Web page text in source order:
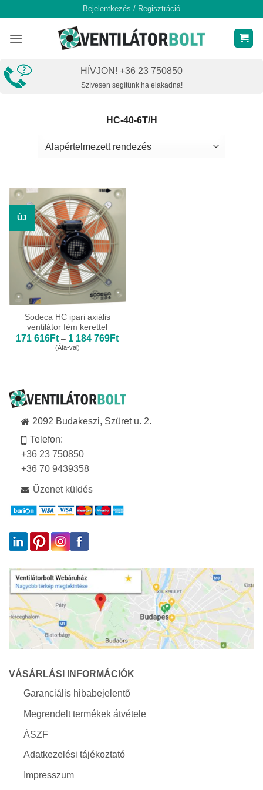
content
Bejelentkezés / Regisztráció
HÍVJON! +36 23 750850
Szívesen segítünk ha elakadna!
HC-40-6T/H
ÚJ
Sodeca HC ipari axiális
ventilátor fém kerettel
171 616Ft – 1 184 769FtÁrtartomány:
(Áfa-val)
2092 Budakeszi, Szüret u. 2.
Telefon:
+36 23 750850
+36 70 9439358
Üzenet küldés
VÁSÁRLÁSI INFORMÁCIÓK
Garanciális hibabejelentő
Megrendelt termékek átvétele
ÁSZF
Adatkezelési tájékoztató
Impresszum